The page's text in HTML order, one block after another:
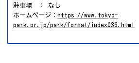
駐車場 ： なし
ホームページ： https://www.tokyo-
park.or.jp/park/format/index036.html